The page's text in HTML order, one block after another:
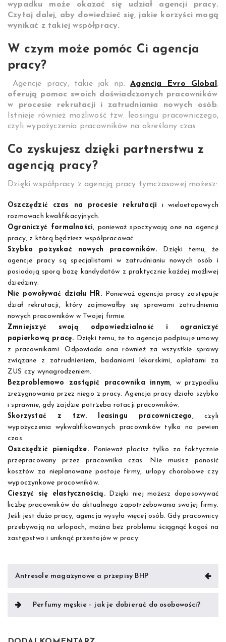
wypadku może okazać się udział agencji pracy.
Czytaj dalej, aby dowiedzieć się, jakie korzyści mogą
wynikać z takiej współpracy.
W czym może pomóc Ci agencja
pracy?
Agencje pracy, takie jak np.Agencja Evro Global ,
oferują pomoc swoich doświadczonych pracowników
w procesie rekrutacji i zatrudniania nowych osób.
Istnieje również możliwość tzw. leasingu pracowniczego,
czyli wypożyczenia pracowników na określony czas.
Co zyskujesz dzięki partnerstwu z
agencją pracy?
Dzięki współpracy z agencją pracy tymczasowej możesz:
Oszczędzić czas na procesie rekrutacjii wieloetapowych
rozmowach kwalifikacyjnych.
Ograniczyć formalności, ponieważ spoczywają one na agencji
pracy, z którą będziesz współpracować.
Szybko pozyskać nowych pracowników. Dzięki temu, że
agencje pracy są specjalistami w zatrudnianiu nowych osób i
posiadają sporą bazę kandydatów z praktycznie każdej możliwej
dziedziny.
Nie powoływać działu HR. Ponieważ agencja pracy zastępuje
dział rekrutacji, który zajmowałby się sprawami zatrudnienia
nowych pracowników w Twojej firmie.
Zmniejszyć swoją odpowiedzialność i ograniczyć
papierkową pracę. Dzięki temu, że to agencja podpisuje umowy
z pracownikami. Odpowiada ona również za wszystkie sprawy
związane z zatrudnieniem, badaniami lekarskimi, opłatami za
ZUS czy wynagrodzeniem.
Bezproblemowo zastąpić pracownika innym, w przypadku
zrezygnowania przez niego z pracy. Agencja pracy działa szybko
i sprawnie, gdy zajdzie potrzeba rotacji pracowników.
Skorzystać z tzw. leasingu pracowniczego, czyli
wypożyczenia wykwalifikowanych pracowników tylko na pewien
czas.
Oszczędzić pieniądze. Ponieważ płacisz tylko za faktycznie
przepracowany przez pracownika czas. Nie musisz ponosić
kosztów za nieplanowane postoje firmy, urlopy chorobowe czy
wypoczynkowe pracowników.
Cieszyć się elastycznością.Dzięki niej możesz dopasowywać
liczbę pracowników do aktualnego zapotrzebowania swojej firmy.
Jeśli jest dużo pracy, agencja wysyła więcej osób. Gdy pracownicy
przebywają na urlopach, można bez problemu ściągnąć kogoś na
zastępstwo i uniknąć przestojów w pracy.
Nawigacja
Antresole magazynowe a przepisy BHP
Perfumy męskie – jak je dobierać do osobowości?